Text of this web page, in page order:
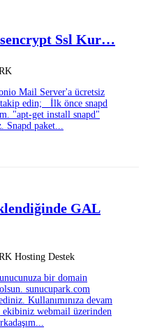
Ssl Kur…
Mail Server'a ücretsiz
takip edin; İlk önce snapd
"apt-get install snapd"
Snapd paket...
GAL
Hosting Destek
bir domain
sunucupark.com
Kullanımınıza devam
webmail üzerinden